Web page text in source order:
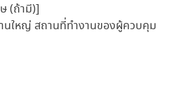
(ถ้ามี)]
นใหญ่ สถานที่ทำงานของผู้ควบคุม